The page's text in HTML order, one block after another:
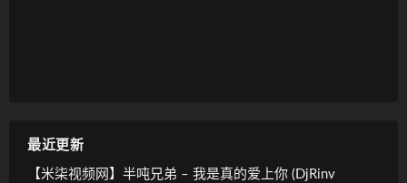
最近更新
【米柒视频网】半吨兄弟 – 我是真的爱上你 (DjRinv